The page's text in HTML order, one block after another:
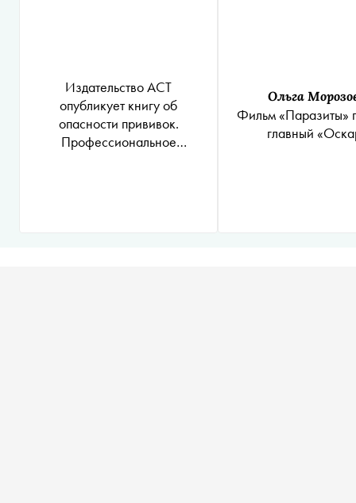
Издательство АСТ
опубликует книгу об
опасности прививок.
Профессиональное
Ольга
Фильм «Паразиты»
главный